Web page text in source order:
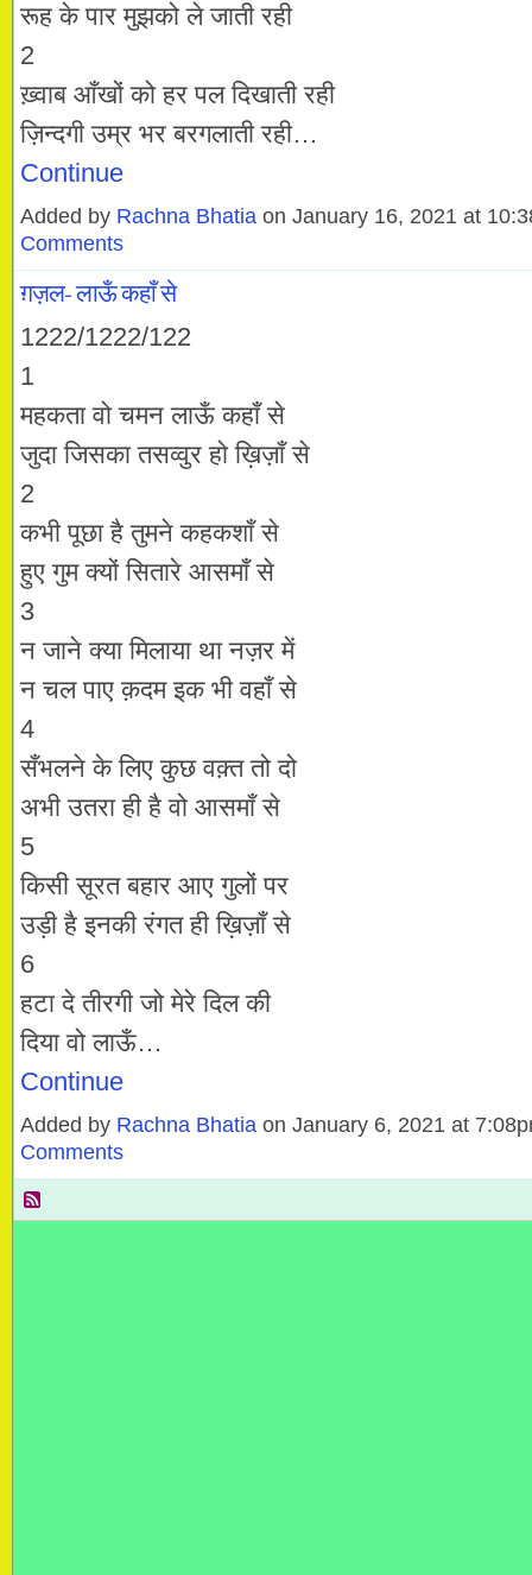
रूह के पार मुझको ले जाती रही
2
ख़्वाब आँखों को हर पल दिखाती रही
ज़िन्दगी उम्र भर बरगलाती रही…
Continue
Added by Rachna Bhatia on January 16, 2021 at
Comments
ग़ज़ल- लाऊँ कहाँ से
1222/1222/122
1
महकता वो चमन लाऊँ कहाँ से
जुदा जिसका तसव्वुर हो ख़िज़ाँ से
2
कभी पूछा है तुमने कहकशाँ से
हुए गुम क्यों सितारे आसमाँ से
3
न जाने क्या मिलाया था नज़र में
न चल पाए क़दम इक भी वहाँ से
4
सँभलने के लिए कुछ वक़्त तो दो
अभी उतरा ही है वो आसमाँ से
5
किसी सूरत बहार आए गुलों पर
उड़ी है इनकी रंगत ही ख़िज़ाँ से
6
हटा दे तीरगी जो मेरे दिल की
दिया वो लाऊँ…
Continue
Added by Rachna Bhatia on January 6, 2021 at
Comments